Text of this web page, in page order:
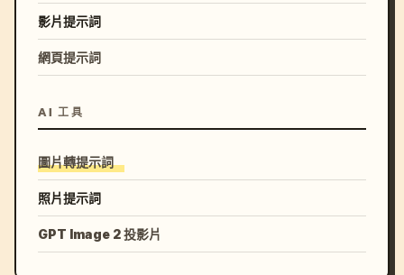
影片提示詞
網頁提示詞
AI 工具
圖片轉提示詞
照片提示詞
GPT Image 2 投影片